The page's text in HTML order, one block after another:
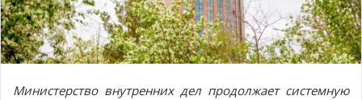
Министерство внутренних дел продолжает системную